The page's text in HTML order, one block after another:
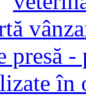
presă
în